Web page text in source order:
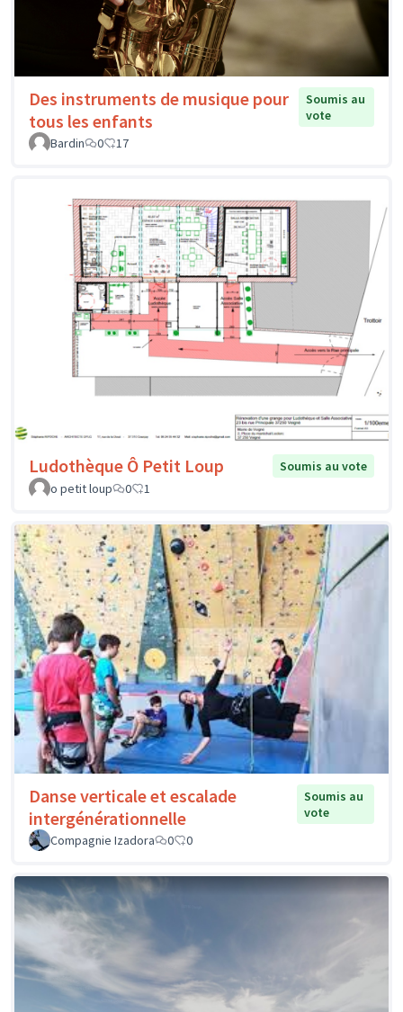
Des instruments de musique pour
tous les enfants
Soumis au
vote
Bardin
0 17
Ludothèque Ô Petit Loup
Soumis au vote
o petit loup
0 1
Danse verticale et escalade
intergénérationnelle
Soumis au
vote
Compagnie Izadora
0 0